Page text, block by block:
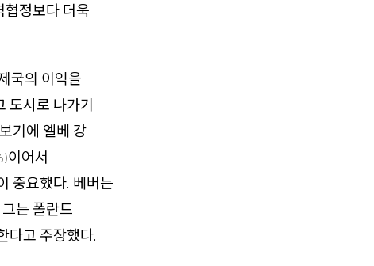
협정보다 더욱
국의 이익을
도시로 나가기
기에 엘베 강
이어서
중요했다. 베버는
는 폴란드
다고 주장했다.